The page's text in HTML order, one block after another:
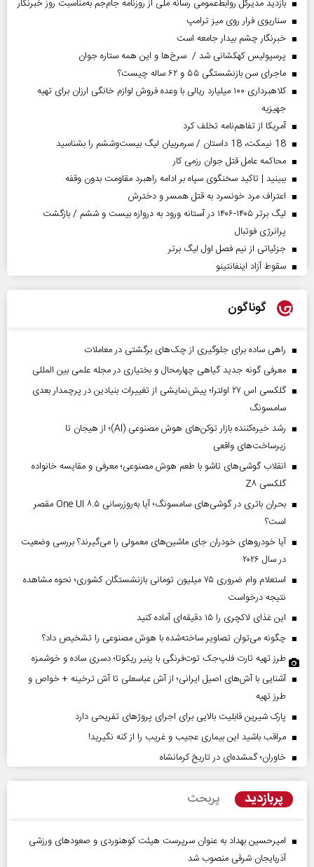
بازدید مدیرکل روابط‌عمومی رسانه ملی از روزنامه جام‌جم به‌مناسبت روز خبرنگار
سناریوی فرار روی میز ترامپ
خبرنگار چشم بیدار جامعه است
پرسپولیس کهکشانی شد / سرخ‌ها و این همه ستاره جوان
ماجرای سن بازنشستگی ۵۵ و ۶۲ ساله چیست؟
کلاهبرداری ۱۰۰ میلیارد ریالی با وعده فروش لوازم خانگی ارزان برای تهیه
جهیزیه
آمریکا از تفاهم‌نامه تخلف کرد
18 نیمکت، 18 داستان / سرمربیان لیگ بیست‌وششم را بشناسید
محاکمه عامل قتل جوان رزمی کار
ببینید | تاکید سخنگوی سپاه بر ادامه راهبرد مقاومت بدون وقفه
اعتراف مرد خونسرد به قتل همسر و دخترش
لیگ برتر ۱۴۰۵-۱۴۰۶ در آستانه ورود به دروازه بیست و ششم / بازگشت
پرانرژی فوتبال
جزئیاتی از نیم فصل اول لیگ برتر
سقوط آزاد اینفانتینو
گوناگون
راهی ساده برای جلوگیری از چک‌های برگشتی در معاملات
معرفی گونه جدید گیاهی چهارمحال و بختیاری در مجله علمی بین المللی
گلکسی اس ۲۷ اولترا؛ پیش‌نمایشی از تغییرات بنیادین در پرچمدار بعدی
سامسونگ
رشد خیره‌کننده بازار توکن‌های هوش مصنوعی (AI)؛ از هیجان تا
زیرساخت‌های واقعی
انقلاب گوشی‌های تاشو‌ با طعم هوش مصنوعی؛ معرفی و مقایسه خانواده
گلکسی Z۸
بحران باتری در گوشی‌های سامسونگ؛ آیا به‌روزرسانی One UI ۸.۵ مقصر
است؟
آیا خودروهای خودران جای ماشین‌های معمولی را می‌گیرند؟ بررسی وضعیت
در سال ۲۰۲۶
استعلام وام ضروری ۷۵ میلیون تومانی بازنشستگان کشوری؛ نحوه مشاهده
نتیجه درخواست
این غذای لاکچری را ۱۵ دقیقه‌ای آماده کنید
چگونه می‌توان تصاویر ساخته‌شده با هوش مصنوعی را تشخیص داد؟
طرز تهیه تارت فلپ‌جک توت‌فرنگی با پنیر ریکوتا؛ دسری ساده و خوشمزه
آشنایی با آش‌های اصیل ایرانی؛ از آش عباسعلی تا آش ترخینه + خواص و
طرز تهیه
پارک شیرین قابلیت‌ بالایی برای اجرای پروژهای تفریحی دارد
مراقب باشید این بیماری عجیب و غریب را از کنه نگیرید!
خاوران؛ گمشده‌ای در تاریخ کرمانشاه
پربازدید پربحث
امیرحسین بهداد به عنوان سرپرست هیئت کوهنوردی و صعودهای ورزشی
آذربایجان شرقی منصوب شد